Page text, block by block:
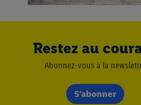
Restez au
Abonnez-vous à la
S'abonner